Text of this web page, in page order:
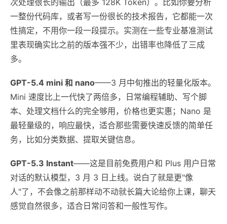
一整份代码库，或者写一份很长的技术报告，它都能一次
性搞定，不用你一段一段提示。实测在一些专业基准测试
里表现确实比之前的版本强不少，出错率也降低了三成
多。
GPT-5.4 mini 和 nano——3 月中旬推出的轻量化版本。
Mini 速度比上一代快了两倍多，日常编程辅助、写个脚
本、处理文档什么的完全够用，价格也更实惠；Nano 是
最轻量级的，响应最快，适合那些需要快速反馈的简单任
务，比如分类数据、提取关键信息。
GPT-5.3 Instant——这是目前免费用户和 Plus 用户日常
对话的默认模型，3 月 3 日上线。说白了就是更"像
人"了，不会像之前那样动不动就长篇大论给你上课，聊天
感觉自然很多，适合日常问答和一般性写作。